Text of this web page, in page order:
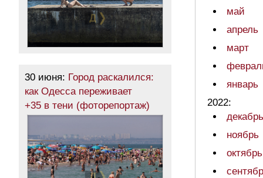
30 июня: Город раскалился:
как Одесса переживает
+35 в тени (фоторепортаж)
май
апрель
март
январь
2022:
декабрь
ноябрь
октябрь